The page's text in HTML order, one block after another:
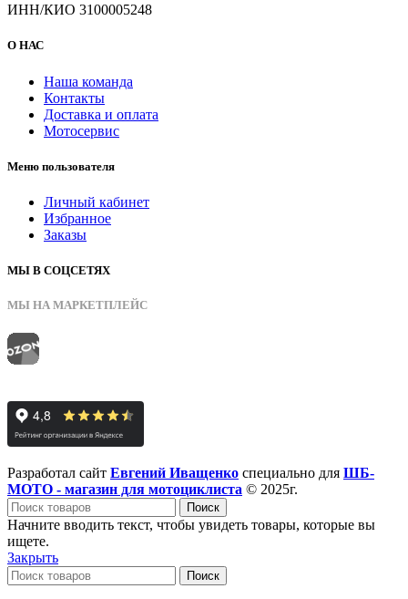
ИНН/КИО 3100005248
О НАС
Наша команда
Контакты
Доставка и оплата
Мотосервис
Меню пользователя
Личный кабинет
Избранное
Заказы
МЫ В СОЦСЕТЯХ
МЫ НА МАРКЕТПЛЕЙС
Разработал сайт Евгений Иващенко специально для ШБ-
МОТО - магазин для мотоциклиста © 2025г.
Поиск
Начните вводить текст, чтобы увидеть товары, которые вы
ищете.
Закрыть
Поиск